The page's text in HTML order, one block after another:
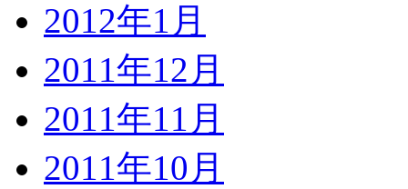
2012年1月
2011年12月
2011年11月
2011年10月